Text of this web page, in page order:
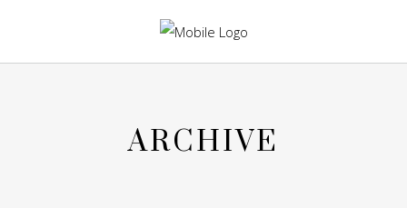
ARCHIVE